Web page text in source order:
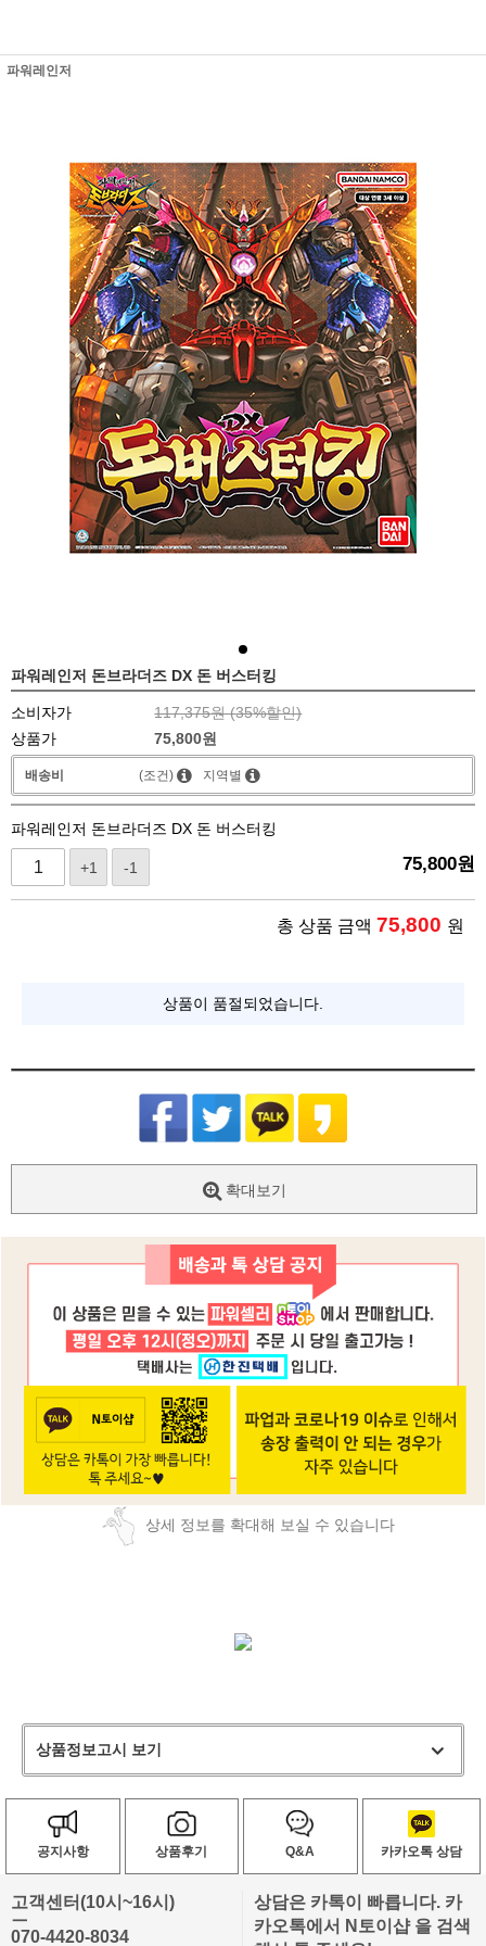
파워레인저
파워레인저 돈브라더즈 DX 돈 버스터킹
소비자가 117,375원 (35%할인)
상품가
75,800원
배송비 (조건) 지역별
파워레인저 돈브라더즈 DX 돈 버스터킹
+1 -1 75,800원
총 상품 금액 75,800 원
상품이 품절되었습니다.
확대보기
상세 정보를 확대해 보실 수 있습니다
상품정보고시 보기
공지사항 상품후기 Q&A 카카오톡 상담
고객센터(10시~16시)
ㅡ
070-4420-8034
상담은 카톡이 빠릅니다. 카
카오톡에서 N토이샵 을 검색